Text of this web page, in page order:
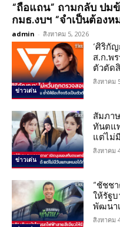
“ถือแถน” ถามกลับ ปม
กมธ.งบฯ “จำเป็นต้อง
admin - สิงหาคม 5, 2026
ข่าวเด่น
‘ศิริกั
ส.ก.พ
ตัวตัด
สิงหาคม
ข่าวเด่น
สัมภา
ทันตแ
แต่ไม่
สิงหาคม
“ชัชช
ให้รัฐ
พัฒนา
สิงหาคม